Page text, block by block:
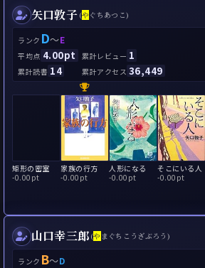
矢口敦子 (や ぐちあつこ)
ランク D～E
平均点 4.00pt 累計レビュー 1
累計読書 14 累計アクセス 36,449
矩形の密室
-0.00pt
家族の行方
-0.00pt
人形になる
-0.00pt
そこにいる人
-0.00pt
山口幸三郎 (や まぐちこうざぶろう)
ランク B～D